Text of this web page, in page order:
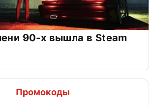
90-х вышла в Steam
Промокоды